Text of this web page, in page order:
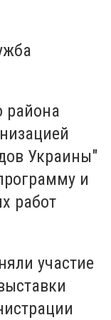
района
Украины"
и
работ
участие